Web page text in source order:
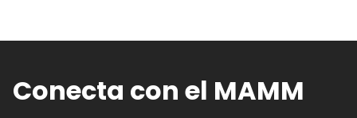
Conecta con el MAMM